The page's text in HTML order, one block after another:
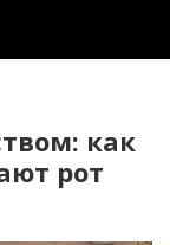
как
рот